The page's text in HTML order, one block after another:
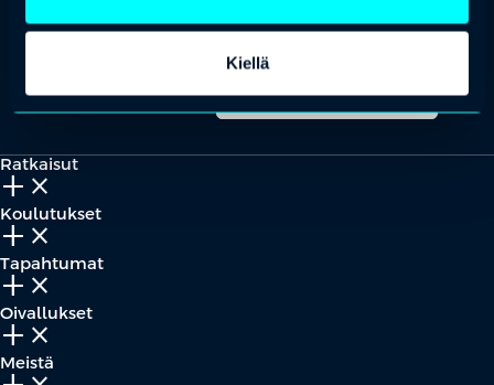
Kiellä
Kaikki yhteystiedot Yhteistyökumppaniksi?
Ratkaisut
add_2 close
Koulutukset
add_2 close
Tapahtumat
add_2 close
Oivallukset
add_2 close
Meistä